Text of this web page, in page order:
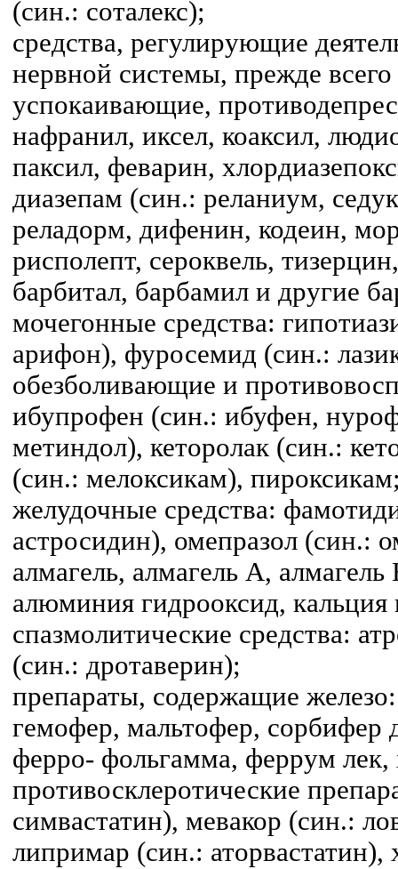
(син.: соталекс);
средства, регулирующие
нервной системы, прежде
успокаивающие,
нафранил, иксел, коаксил,
паксил, феварин,
диазепам (син.: реланиум,
реладорм, дифенин, кодеин,
рисполепт, сероквель,
барбитал, барбамил и другие
мочегонные средства:
арифон), фуросемид (син.:
обезболивающие и
ибупрофен (син.: ибуфен,
метиндол), кеторолак (син.:
(син.: мелоксикам),
желудочные средства:
астросидин), омепразол (син.:
алмагель, алмагель А,
алюминия гидрооксид, кальция
спазмолитические средства:
(син.: дротаверин);
препараты, содержащие
гемофер, мальтофер, сорбифер
ферро- фольгамма, феррум лек,
противосклеротические
симвастатин), мевакор (син.:
липримар (син.: аторвастатин),